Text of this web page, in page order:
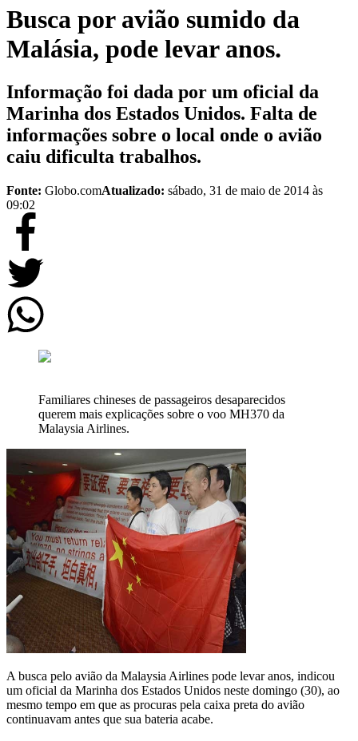
Busca por avião sumido da
Malásia, pode levar anos.
Informação foi dada por um oficial da
Marinha dos Estados Unidos. Falta de
informações sobre o local onde o avião
caiu dificulta trabalhos.
Fonte: Globo.comAtualizado: sábado, 31 de maio de 2014 às
09:02
Familiares chineses de passageiros desaparecidos
querem mais explicações sobre o voo MH370 da
Malaysia Airlines.
A busca pelo avião da Malaysia Airlines pode levar anos, indicou
um oficial da Marinha dos Estados Unidos neste domingo (30), ao
mesmo tempo em que as procuras pela caixa preta do avião
continuavam antes que sua bateria acabe.